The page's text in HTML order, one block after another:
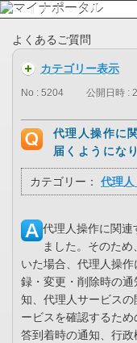
よくあるご質問
カテゴリー表示
No : 5204 公開日時 :
代理人操作に
届くようにな
カテゴリー： 代理
代理人操作に関連
ました。そのた
いた場合、代理人操
録・変更・削除時の
知、代理人サービス
ービスを確認するた
答到着時の通知、行